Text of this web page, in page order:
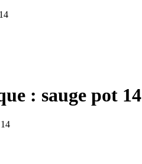
: sauge pot 14